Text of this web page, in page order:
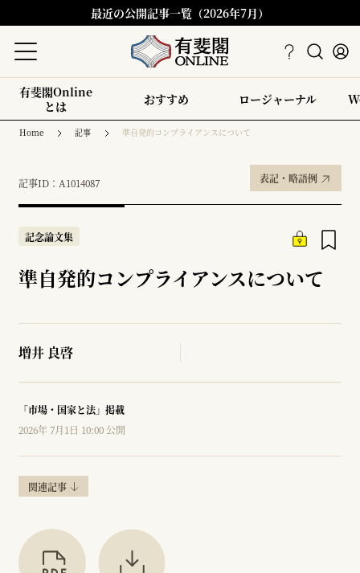
最近の公開記事一覧（2026年7月）
有斐閣Online
とは
おすすめ ロージャーナル
Home 記事 準自発的コンプライアンスについて
記事ID：A1014087 表記・略語例
記念論文集
準自発的コンプライアンスについて
増井 良啓
「市場・国家と法」掲載
2026年 7月1日 10:00 公開
関連記事